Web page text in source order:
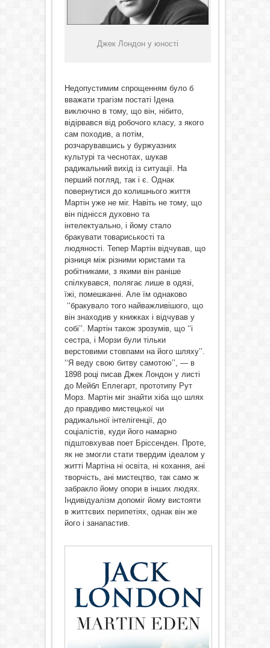
Джек Лондон у юності
Недопустимим спрощенням було б
вважати трагізм постаті Ідена
виключно в тому, що він, нібито,
відірвався від робочого класу, з якого
сам походив, а потім,
розчарувавшись у буржуазних
культурі та чеснотах, шукав
радикальний вихід із ситуації. На
перший погляд, так і є. Однак
повернутися до колишнього життя
Мартін уже не міг. Навіть не тому, що
він піднісся духовно та
інтелектуально, і йому стало
бракувати товариськості та
людяності. Тепер Мартін відчував, що
різниця між різними юристами та
робітниками, з якими він раніше
спілкувався, полягає лише в одязі,
їжі, помешканні. Але їм однаково
‘‘бракувало того найважливішого, що
він знаходив у книжках і відчував у
собі’’. Мартін також зрозумів, що ‘‘і
сестра, і Морзи були тільки
верстовими стовпами на його шляху’’.
‘‘Я веду свою битву самотою’’, — в
1898 році писав Джек Лондон у листі
до Мейбл Еплегарт, прототипу Рут
Морз. Мартін міг знайти хіба що шлях
до правдиво мистецької чи
радикальної інтелігенції, до
соціалістів, куди його намарно
підштовхував поет Бріссенден. Проте,
як не змогли стати твердим ідеалом у
житті Мартіна ні освіта, ні кохання, ані
творчість, ані мистецтво, так само ж
забракло йому опори в інших людях.
Індивідуалізм допоміг йому вистояти
в життєвих перипетіях, однак він же
його і занапастив.